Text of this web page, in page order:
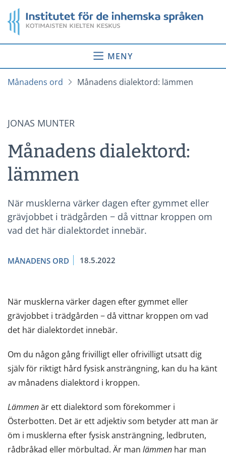
till
innehåll
Startsida
MENY
Månadens ord Månadens dialektord: lämmen
JONAS MUNTER
Månadens dialektord:
lämmen
När musklerna värker dagen efter gymmet eller
grävjobbet i trädgården − då vittnar kroppen om
vad det här dialektordet innebär.
MÅNADENS ORD 18.5.2022
När musklerna värker dagen efter gymmet eller
grävjobbet i trädgården − då vittnar kroppen om vad
det här dialektordet innebär.
Om du någon gång frivilligt eller ofrivilligt utsatt dig
själv för riktigt hård fysisk ansträngning, kan du ha känt
av månadens dialektord i kroppen.
Lämmenär ett dialektord som förekommer i
Österbotten. Det är ett adjektiv som betyder att man är
öm i musklerna efter fysisk ansträngning, ledbruten,
rådbråkad eller mörbultad. Är man lämmen har man